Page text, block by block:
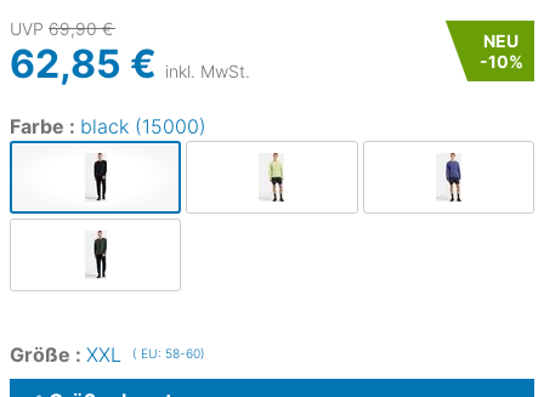
UVP 69,90 €
62,85 € inkl. MwSt.
NEU
-10%
Farbe : black (15000)
Größe : XXL ( EU: 58-60)